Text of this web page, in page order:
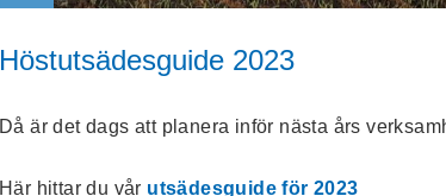
Höstutsädesguide 2023
Då är det dags att planera inför nästa års
Här hittar du vår utsädesguide för 2023